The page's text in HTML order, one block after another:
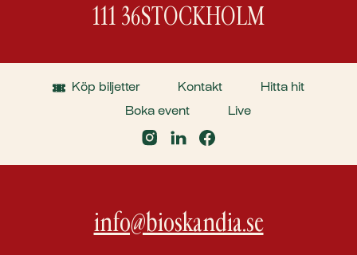
111 36STOCKHOLM
Köp biljetter Kontakt Hitta hit
Boka event Live
info@bioskandia.se